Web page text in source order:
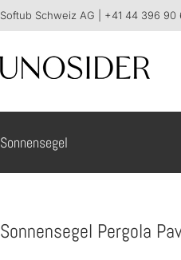
Softub Schweiz AG | +41 44 396 90
Sonnensegel
Sonnensegel Pergola